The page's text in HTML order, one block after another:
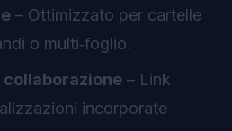
– Ottimizzato per cartelle
o multi‑foglio.
– Link
incorporate